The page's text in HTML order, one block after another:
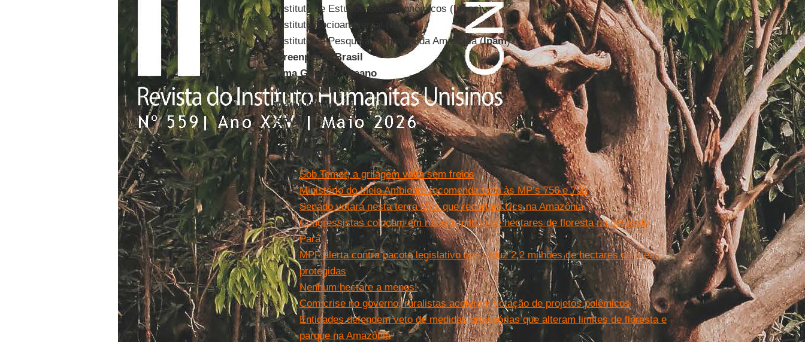
Instituto de Estudos Socioeconômicos (Inesc)
Instituto Socioambiental (
ISA)
Instituto de Pesquisa Ambiental da Amazônia (Ipam)
Greenpeace Brasil
Uma Gota no Oceano
WWF-Brasil
Mater Natura
SPVS
Leia mais
Sob Temer, a grilagem volta sem freios
Ministério do Meio Ambiente recomenda veto às MP’s 756 e 758
Senado votará nesta terça Mps que recortam Ucs na Amazônia
Congressistas colocam em risco 1 milhão de hectares de floresta no oeste do
Pará
MPF alerta contra pacote legislativo que reduz 2,2 milhões de hectares de áreas
protegidas
Nenhum hectare a menos!
Com crise no governo, ruralistas aceleram votação de projetos polêmicos
Entidades defendem veto de medidas provisórias que alteram limites de floresta e
parque na Amazônia